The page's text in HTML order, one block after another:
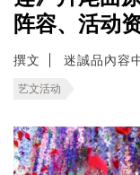
阵容、活动
撰文 迷誠品內容
艺文活动